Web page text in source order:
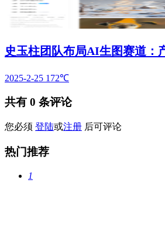
史玉柱团队布局AI生图赛道
2025-2-25 172℃
共有 0 条评论
您必须 登陆或注册 后可评论
热门推荐
1